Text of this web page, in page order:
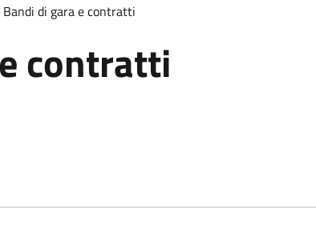
Bandi di gara e contratti
contratti